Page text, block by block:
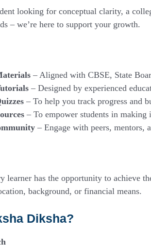
looking for conceptual clarity, a
– we’re here to support your growth.
– Aligned with CBSE, State
– Designed by experienced
– To help you track progress and
– To empower students in making
– Engage with peers, mentors,
learner has the opportunity to achieve
background, or financial means.
Diksha?